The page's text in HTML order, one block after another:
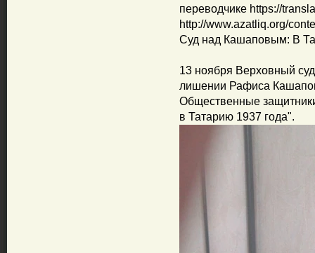
переводчике https://
http://www.azatliq.org/
Суд над Кашаповым: В
13 ноября Верховный
лишении Рафиса
Общественные
в Татарию 1937 года".